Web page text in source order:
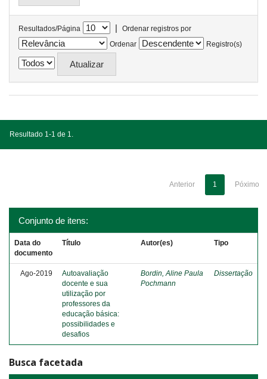
Resultados/Página |
Ordenar registros por
Ordenar
Registro(s)
Resultado 1-1 de 1.
Anterior 1 Póximo
Conjunto de itens:
Data do
documento
Título Autor(es) Tipo
Ago-2019
Autoavaliação
docente e sua
utilização por
professores da
educação básica:
possibilidades e
desafios
Bordin, Aline Paula
Pochmann
Dissertação
Busca facetada